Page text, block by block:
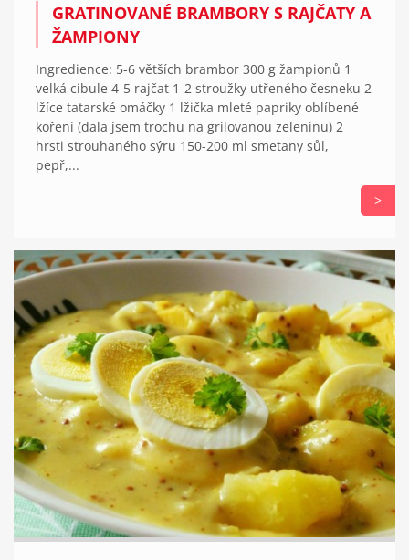
GRATINOVANÉ BRAMBORY S RAJČATY A
ŽAMPIONY
Ingredience: 5-6 větších brambor 300 g žampionů 1
velká cibule 4-5 rajčat 1-2 stroužky utřeného česneku 2
lžíce tatarské omáčky 1 lžička mleté papriky oblíbené
koření (dala jsem trochu na grilovanou zeleninu) 2
hrsti strouhaného sýru 150-200 ml smetany sůl,
pepř,...
>